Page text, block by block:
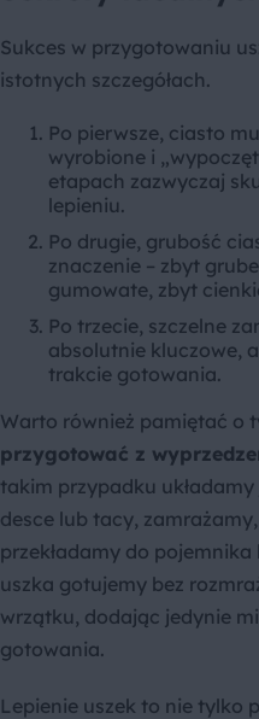
Sukces w przygotowaniu
istotnych szczegółach.
Po pierwsze, ciasto
wyrobione i
etapach zazwyczaj
lepieniu.
Po drugie, grubość
znaczenie – zbyt
gumowate, zbyt
Po trzecie, szczelne
absolutnie kluczowe,
trakcie gotowania.
Warto również pamiętać o
przygotować z
takim przypadku
desce lub tacy,
przekładamy do
uszka gotujemy bez
wrzątku, dodając jedynie
gotowania.
Lepienie uszek to nie tylko